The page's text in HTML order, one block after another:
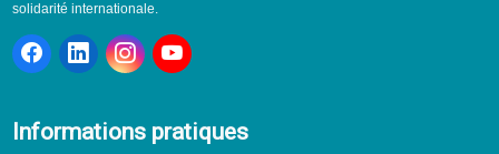
solidarité internationale.
Informations pratiques